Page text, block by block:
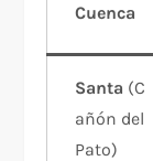
Cuenca
Santa (C
añón del
Pato)